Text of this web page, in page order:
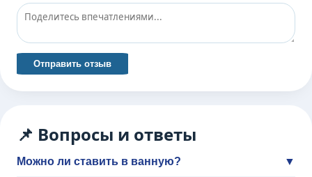
Отправить отзыв
📌 Вопросы и ответы
Можно ли ставить в ванную? ▼